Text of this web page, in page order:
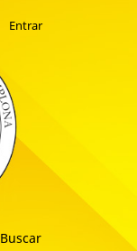
Buscar
Entrar